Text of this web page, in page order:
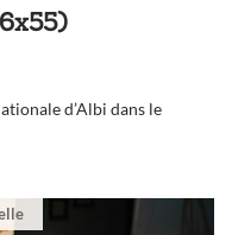
d’Albi dans le